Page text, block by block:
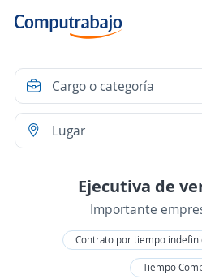
Ejecutiva de
Importante
Contrato por tiempo
Tiempo